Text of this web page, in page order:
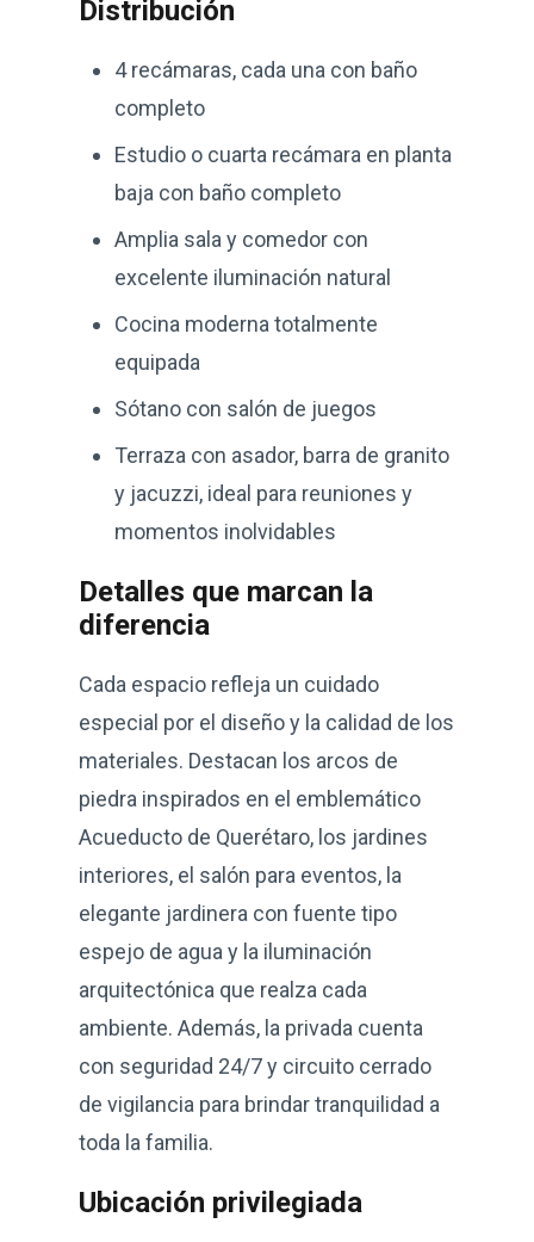
Distribución
4 recámaras, cada una con baño
completo
Estudio o cuarta recámara en planta
baja con baño completo
Amplia sala y comedor con
excelente iluminación natural
Cocina moderna totalmente
equipada
Sótano con salón de juegos
Terraza con asador, barra de granito
y jacuzzi, ideal para reuniones y
momentos inolvidables
Detalles que marcan la
diferencia
Cada espacio refleja un cuidado
especial por el diseño y la calidad de los
materiales. Destacan los arcos de
piedra inspirados en el emblemático
Acueducto de Querétaro, los jardines
interiores, el salón para eventos, la
elegante jardinera con fuente tipo
espejo de agua y la iluminación
arquitectónica que realza cada
ambiente. Además, la privada cuenta
con seguridad 24/7 y circuito cerrado
de vigilancia para brindar tranquilidad a
toda la familia.
Ubicación privilegiada